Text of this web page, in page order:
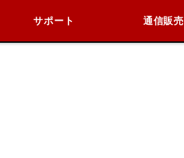
サポート 通信販売